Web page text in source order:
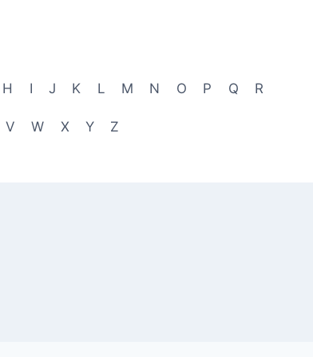
H I J K L M N O P Q R
V W X Y Z